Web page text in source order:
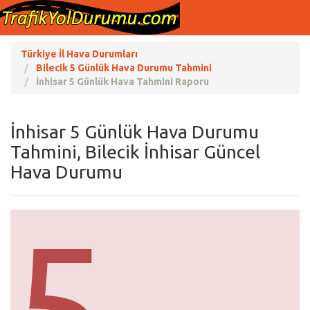
Türkiye İl Hava Durumları
Bilecik 5 Günlük Hava Durumu Tahmini
İnhisar 5 Günlük Hava Tahmini Raporu
İnhisar 5 Günlük Hava Durumu
Tahmini, Bilecik İnhisar Güncel
Hava Durumu